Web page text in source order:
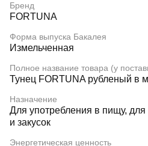
Бренд
FORTUNA
Форма выпуска Бакалея
Измельченная
Полное название товара (у
Тунец FORTUNA рубленый в
Назначение
Для употребления в пищу, для
и закусок
Энергетическая ценность